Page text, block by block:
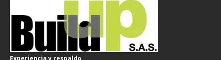
Experiencia y respaldo